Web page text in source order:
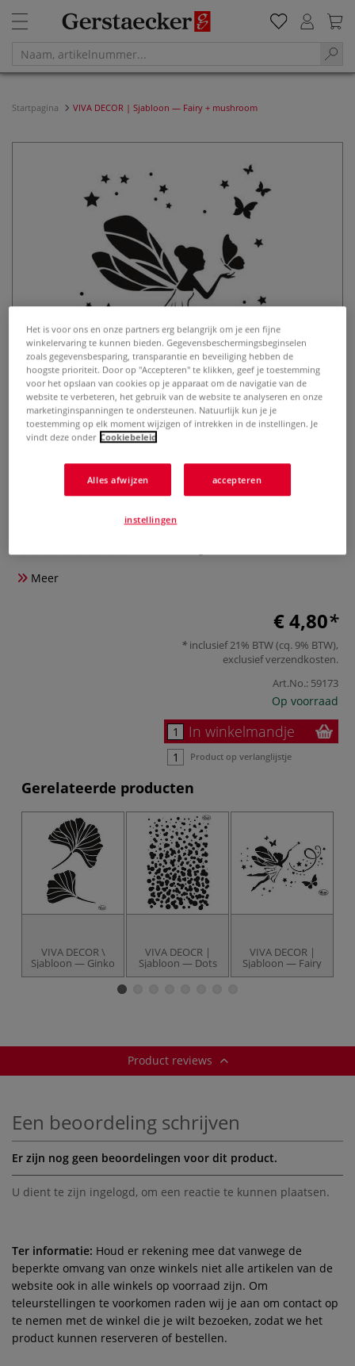
Startpagina VIVA DECOR | Sjabloon — Fairy + mushroom
VIVA DECOR | Sjabloon — Fairy +
Meer
€ 4,80
inclusief 21% BTW (cq. 9% BTW),
exclusiefverzendkosten.
Art.No.: 59173
Op voorraad
In winkelmandje
Product op verlanglijstje
Gerelateerde producten
VIVA DECOR \
Sjabloon — Ginko
VIVA DEOCR |
Sjabloon — Dots
VIVA DECOR |
Sjabloon — Fairy
Product reviews
Een beoordeling schrijven
Er zijn nog geen beoordelingen voor dit product.
U dient te zijn ingelogd, om een reactie te kunnen plaatsen.
Ter informatie: Houd er rekening mee dat vanwege de
beperkte omvang van onze winkels niet alle artikelen van de
website ook in alle winkels op voorraad zijn. Om
teleurstellingen te voorkomen raden wij je aan om contact op
te nemen met de winkel die je wilt bezoeken, zodat we het
product kunnen reserveren of bestellen.
Het is voor ons en onze partners erg belangrijk om je een fijne
winkelervaring te kunnen bieden. Gegevensbeschermingsbeginselen
zoals gegevensbesparing, transparantie en beveiliging hebben de
hoogste prioriteit. Door op "Accepteren" te klikken, geef je toestemming
voor het opslaan van cookies op je apparaat om de navigatie van de
website te verbeteren, het gebruik van de website te analyseren en onze
marketinginspanningen te ondersteunen. Natuurlijk kun je je
toestemming op elk moment wijzigen of intrekken in de instellingen. Je
vindt deze onder Cookiebeleid
Alles afwijzen accepteren
instellingen